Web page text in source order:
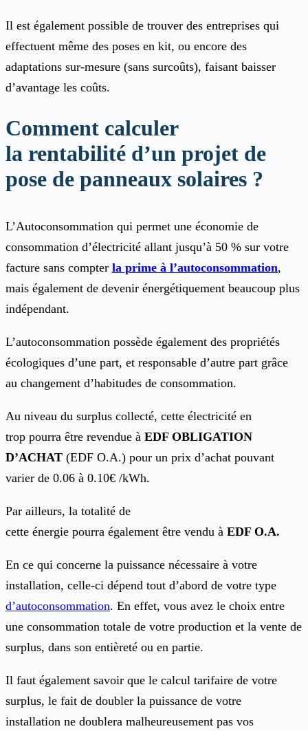
Il est également possible de trouver des entreprises qui
effectuent même des poses en kit, ou encore des
adaptations sur-mesure (sans surcoûts), faisant baisser
d’avantage les coûts.
Comment calculer
la rentabilité d’un projet de
pose de panneaux solaires ?
L’Autoconsommation qui permet une économie de
consommation d’électricité allant jusqu’à 50 % sur votre
facture sans compter la prime à l’autoconsommation,
mais également de devenir énergétiquement beaucoup plus
indépendant.
L’autoconsommation possède également des propriétés
écologiques d’une part, et responsable d’autre part grâce
au changement d’habitudes de consommation.
Au niveau du surplus collecté, cette électricité en
trop pourra être revendue à EDF OBLIGATION
D’ACHAT (EDF O.A.) pour un prix d’achat pouvant
varier de 0.06 à 0.10€ /kWh.
Par ailleurs, la totalité de
cette énergie pourra également être vendu à EDF O.A.
En ce qui concerne la puissance nécessaire à votre
installation, celle-ci dépend tout d’abord de votre type
d’autoconsommation. En effet, vous avez le choix entre
une consommation totale de votre production et la vente de
surplus, dans son entièreté ou en partie.
Il faut également savoir que le calcul tarifaire de votre
surplus, le fait de doubler la puissance de votre
installation ne doublera malheureusement pas vos